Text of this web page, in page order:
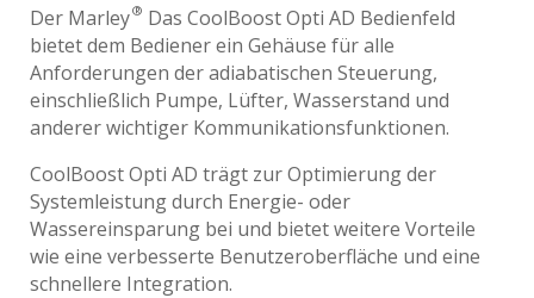
Der Marley® Das CoolBoost Opti AD Bedienfeld
bietet dem Bediener ein Gehäuse für alle
Anforderungen der adiabatischen Steuerung,
einschließlich Pumpe, Lüfter, Wasserstand und
anderer wichtiger Kommunikationsfunktionen.
CoolBoost Opti AD trägt zur Optimierung der
Systemleistung durch Energie- oder
Wassereinsparung bei und bietet weitere Vorteile
wie eine verbesserte Benutzeroberfläche und eine
schnellere Integration.